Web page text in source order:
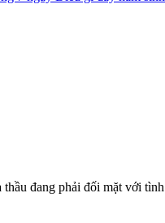
đang phải đối mặt với